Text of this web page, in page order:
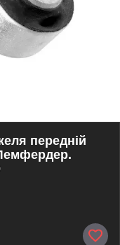
передній